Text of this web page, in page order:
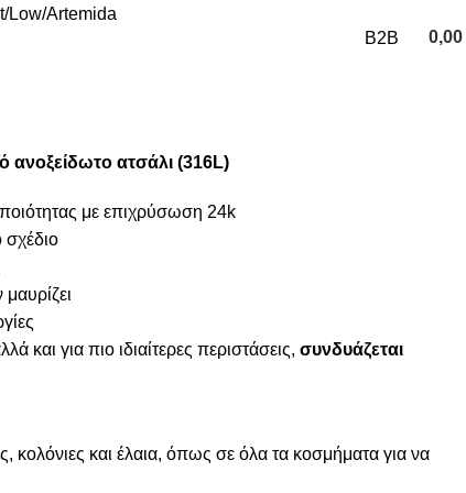
B2B 0,00
Low Artemida
ανοξείδωτο ατσάλι (316L)
με επιχρύσωση 24k
σχέδιο
και για πιο ιδιαίτερες περιστάσεις, συνδυάζεται
κολόνιες και έλαια, όπως σε όλα τα κοσμήματα για να